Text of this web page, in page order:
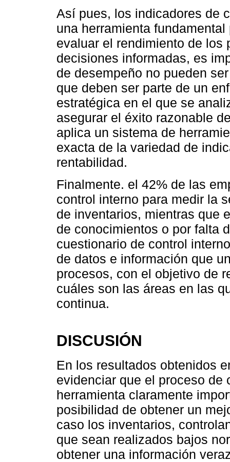
Así pues, los indicadores de
una herramienta
evaluar el rendimiento de los
decisiones informadas, es
de desempeño no pueden
que deben ser parte de un
estratégica en el que se
asegurar el éxito razonable
aplica un sistema de
exacta de la variedad de
rentabilidad.
Finalmente. el 42% de las
control interno para medir la
de inventarios, mientras que
de conocimientos o por falta
cuestionario de control
de datos e información que
procesos, con el objetivo de
cuáles son las áreas en las
continua.
DISCUSIÓN
En los resultados obtenidos
evidenciar que el proceso de
herramienta claramente
posibilidad de obtener un
caso los inventarios,
que sean realizados bajos
obtener una información